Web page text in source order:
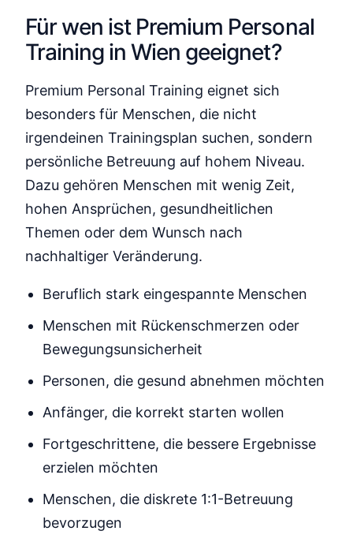
Für wen ist Premium Personal
Training in Wien geeignet?
Premium Personal Training eignet sich
besonders für Menschen, die nicht
irgendeinen Trainingsplan suchen, sondern
persönliche Betreuung auf hohem Niveau.
Dazu gehören Menschen mit wenig Zeit,
hohen Ansprüchen, gesundheitlichen
Themen oder dem Wunsch nach
nachhaltiger Veränderung.
Beruflich stark eingespannte Menschen
Menschen mit Rückenschmerzen oder
Bewegungsunsicherheit
Personen, die gesund abnehmen möchten
Anfänger, die korrekt starten wollen
Fortgeschrittene, die bessere Ergebnisse
erzielen möchten
Menschen, die diskrete 1:1-Betreuung
bevorzugen